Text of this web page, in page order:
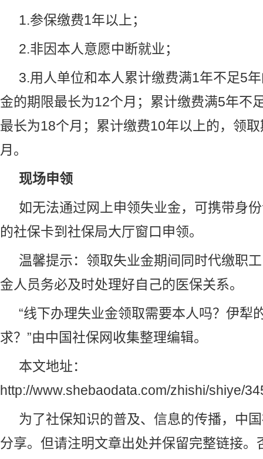
1.参保缴费1年以上；
2.非因本人意愿中断就业；
3.用人单位和本人累计缴费满1年不足5
金的期限最长为12个月；累计缴费满5年不
最长为18个月；累计缴费10年以上的，领
月。
现场申领
如无法通过网上申领失业金，可携带身
的社保卡到社保局大厅窗口申领。
温馨提示：领取失业金期间同时代缴职工
金人员务必及时处理好自己的医保关系。
“线下办理失业金领取需要本人吗？伊犁
求？”由中国社保网收集整理编辑。
本文地址：
http://www.shebaodata.com/zhishi/shiye/
为了社保知识的普及、信息的传播， 中
分享。但请注明文章出处并保留完整链接。